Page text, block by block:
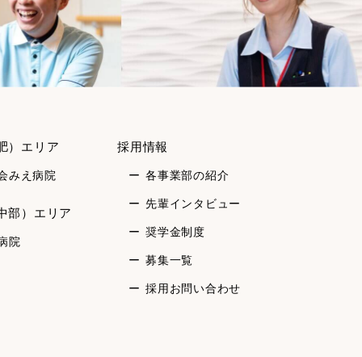
）エリア
みえ病院
部）エリア
院
採用情報
各事業部の紹介
先輩インタビュー
奨学金制度
募集一覧
採用お問い合わせ